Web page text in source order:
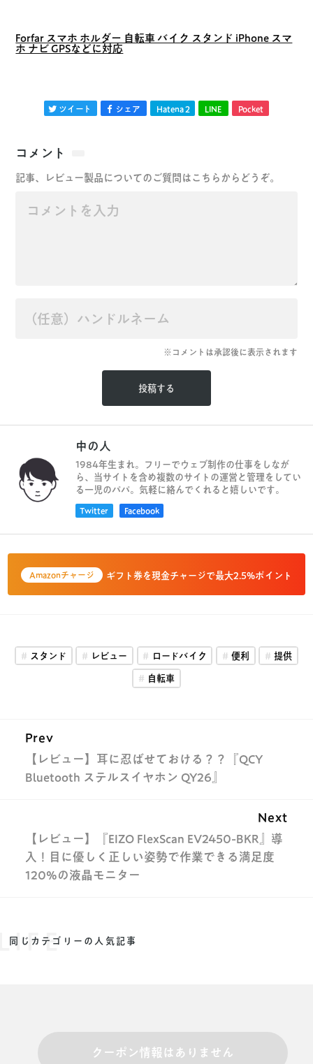
Forfar スマホ ホルダー 自転車 バイク スタンド iPhone スマ
ホ ナビ GPSなどに対応
ツイート シェア Hatena 2 LINE Pocket
コメント
記事、レビュー製品についてのご質問はこちらからどうぞ。
※コメントは承認後に表示されます
中の人
1984年生まれ。フリーでウェブ制作の仕事をしなが
ら、当サイトを含め複数のサイトの運営と管理をしてい
る一児のパパ。気軽に絡んでくれると嬉しいです。
Twitter Facebook
Amazonチャージ ギフト券を現金チャージで最大2.5%ポイント
スタンド レビュー ロードバイク 便利 提供
自転車
Prev
【レビュー】耳に忍ばせておける？？『QCY
Bluetooth ステルスイヤホン QY26』
Next
【レビュー】『EIZO FlexScan EV2450-BKR』導
入！目に優しく正しい姿勢で作業できる満足度
120%の液晶モニター
同じカテゴリーの人気記事
クーポン情報はありません